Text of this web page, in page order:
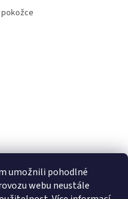
umožnili pohodlné
webu neustále